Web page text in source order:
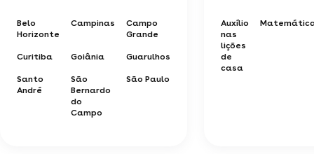
Belo
Horizonte
Campinas
Campo
Grande
Curitiba Goiânia Guarulhos
Santo
André
São
Bernardo
do
Campo
São Paulo
Auxílio
nas
lições
de
casa